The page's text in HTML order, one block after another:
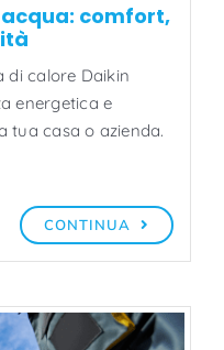
comfort,
di calore Daikin
energetica e
tua casa o azienda.​
CONTINUA